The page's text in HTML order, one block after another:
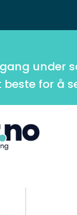
under
beste for å